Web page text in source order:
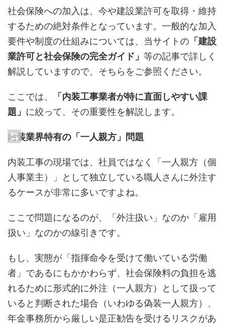
社会保険への加入は、今や建設業許可を取得・維持
するための絶対条件となっています。一般的な加入
要件や制度の仕組みについては、当サイトの 「建設
業許可と社会保険の完全ガイド」 等の記事で詳しく
解説していますので、そちらをご参照ください。
ここでは、
「内装工事業者が特に直面しやすい課
題」 に絞って、その重要性を解説します。
内装業界特有の「一人親方」問題
内装工事の現場では、社員ではなく「一人親方（個
人事業主）」として独立している職人さんに外注す
るケースが非常に多いですよね。
ここで問題になるのが、「外注扱い」なのか「雇用
扱い」なのかの線引きです。
もし、実態が「指揮命令を受けて働いている労働
者」であるにもかかわらず、社会保険料の負担を逃
れるために形式的に外注（一人親方）として扱って
いると判断された場合（いわゆる偽装一人親方）、
年金事務所から厳しい是正勧告を受けるリスクがあ